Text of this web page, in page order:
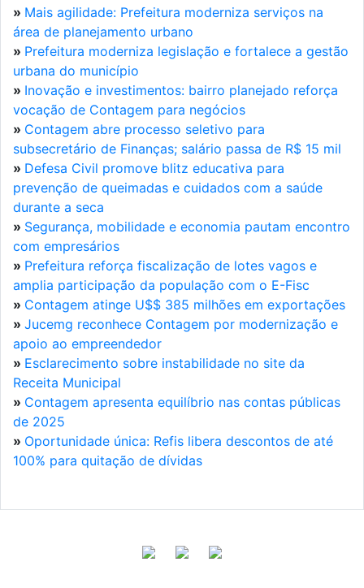
» Mais agilidade: Prefeitura moderniza serviços na
área de planejamento urbano
» Prefeitura moderniza legislação e fortalece a gestão
urbana do município
» Inovação e investimentos: bairro planejado reforça
vocação de Contagem para negócios
» Contagem abre processo seletivo para
subsecretário de Finanças; salário passa de R$ 15 mil
» Defesa Civil promove blitz educativa para
prevenção de queimadas e cuidados com a saúde
durante a seca
» Segurança, mobilidade e economia pautam encontro
com empresários
» Prefeitura reforça fiscalização de lotes vagos e
amplia participação da população com o E-Fisc
» Contagem atinge U$$ 385 milhões em exportações
» Jucemg reconhece Contagem por modernização e
apoio ao empreendedor
» Esclarecimento sobre instabilidade no site da
Receita Municipal
» Contagem apresenta equilíbrio nas contas públicas
de 2025
» Oportunidade única: Refis libera descontos de até
100% para quitação de dívidas